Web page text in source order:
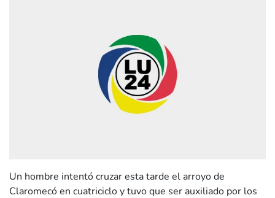
Un hombre intentó cruzar esta tarde el arroyo de
Claromecó en cuatriciclo y tuvo que ser auxiliado por los